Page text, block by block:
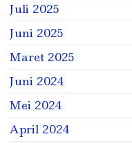
Juli 2025
Juni 2025
Maret 2025
Juni 2024
Mei 2024
April 2024